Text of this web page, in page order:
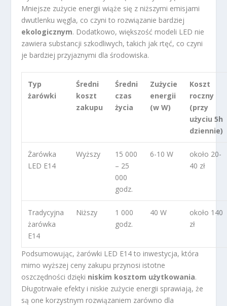
Mniejsze zużycie energii wiąże się z niższymi emisjami
dwutlenku węgla, co czyni to rozwiązanie bardziej
ekologicznym. Dodatkowo, większość modeli LED nie
zawiera substancji szkodliwych, takich jak rtęć, co czyni
je bardziej przyjaznymi dla środowiska.
Typ
żarówki
Średni
koszt
zakupu
Średni
czas
życia
Zużycie
energii
(w W)
Koszt
roczny
(przy
użyciu 5h
dziennie)
Żarówka
LED E14
Wyższy
15 000
– 25
000
godz.
6-10 W
około 20-
40 zł
Tradycyjna
żarówka
E14
Niższy
1 000
godz.
40 W
około 140
zł
Podsumowując, żarówki LED E14 to inwestycja, która
mimo wyższej ceny zakupu przynosi istotne
oszczędności dzięki niskim kosztom użytkowania.
Długotrwałe efekty i niskie zużycie energii sprawiają, że
są one korzystnym rozwiązaniem zarówno dla